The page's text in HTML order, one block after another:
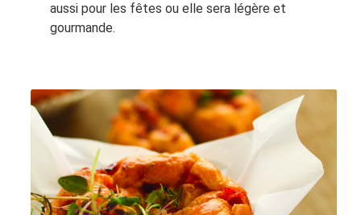
aussi pour les fêtes ou elle sera légère et
gourmande.